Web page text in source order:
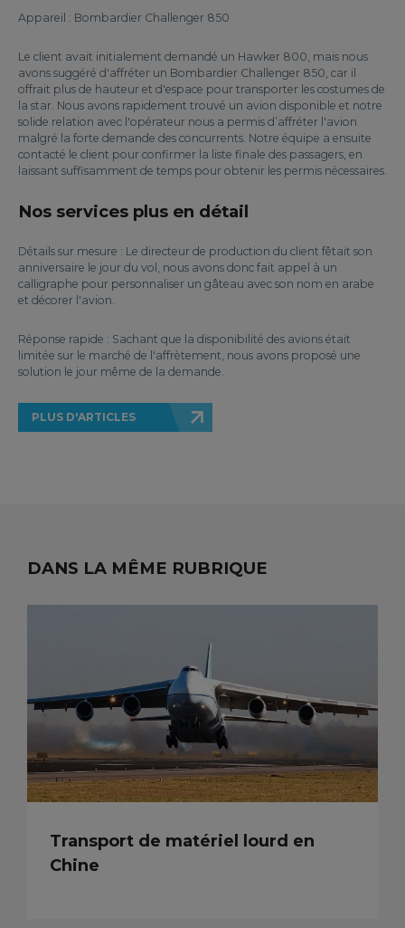
Appareil : Bombardier Challenger 850
Le client avait initialement demandé un Hawker 800, mais nous
avons suggéré d'affréter un Bombardier Challenger 850, car il
offrait plus de hauteur et d'espace pour transporter les costumes de
la star. Nous avons rapidement trouvé un avion disponible et notre
solide relation avec l'opérateur nous a permis d’affréter l'avion
malgré la forte demande des concurrents. Notre équipe a ensuite
contacté le client pour confirmer la liste finale des passagers, en
laissant suffisamment de temps pour obtenir les permis nécessaires.
Nos services plus en détail
Détails sur mesure : Le directeur de production du client fêtait son
anniversaire le jour du vol, nous avons donc fait appel à un
calligraphe pour personnaliser un gâteau avec son nom en arabe
et décorer l'avion.
Réponse rapide : Sachant que la disponibilité des avions était
limitée sur le marché de l'affrètement, nous avons proposé une
solution le jour même de la demande.
PLUS D'ARTICLES
DANS LA MÊME RUBRIQUE
Transport de matériel lourd en
Chine